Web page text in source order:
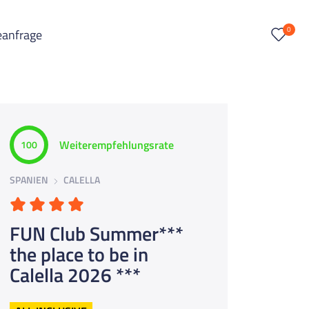
0
100 Weiterempfehlungsrate
SPANIEN CALELLA
FUN Club Summer***
the place to be in
Calella 2026 ***